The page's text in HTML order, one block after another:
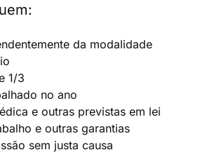
da modalidade
1/3
no ano
e outras previstas em lei
e outras garantias
sem justa causa